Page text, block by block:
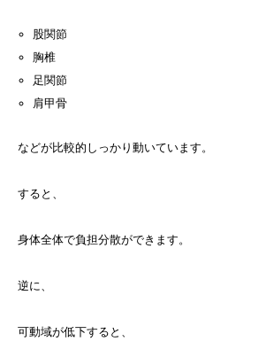
股関節
胸椎
足関節
肩甲骨
などが比較的しっかり動いています。
すると、
身体全体で負担分散ができます。
逆に、
可動域が低下すると、